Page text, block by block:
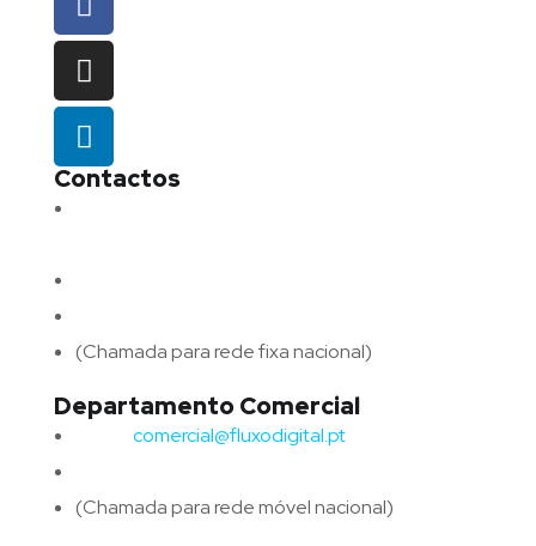
Contactos
(Chamada para rede fixa nacional)
Departamento Comercial
comercial@fluxodigital.pt
(Chamada para rede móvel nacional)